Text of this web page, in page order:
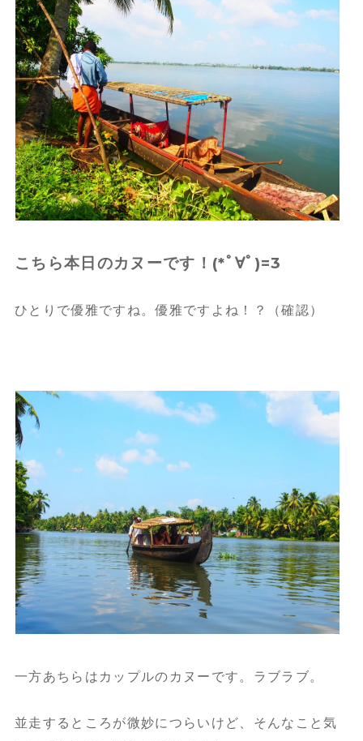
こちら本日のカヌーです！(*ﾟ∀ﾟ)=3
ひとりで優雅ですね。優雅ですよね！？（確認）
一方あちらはカップルのカヌーです。ラブラブ。
並走するところが微妙につらいけど、 そんなこと気